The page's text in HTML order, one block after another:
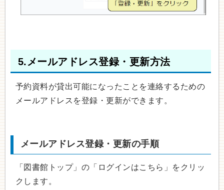
5.メールアドレス登録・更新方法
予約資料が貸出可能になったことを連絡するための
メールアドレスを登録・更新ができます。
メールアドレス登録・更新の手順
「図書館トップ」の「ログインはこちら」をクリッ
クします。